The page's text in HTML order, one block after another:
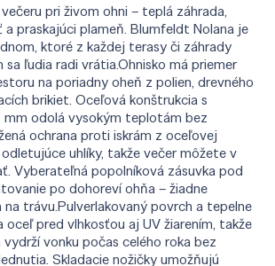
pri živom ohni – teplá záhrada,
praskajúci plameň. Blumfeldt Nolana je
ktoré z každej terasy či záhrady
sa ľudia radi vrátia.Ohnisko má priemer
na poriadny oheň z polien, drevného
brikiet. Oceľová konštrukcia s
mm odolá vysokým teplotám bez
ochrana proti iskrám z oceľovej
uhlíky, takže večer môžete v
Vyberateľná popolníková zásuvka pod
po dohoreví ohňa – žiadne
trávu.Pulverlakovaný povrch a tepelne
oceľ pred vlhkosťou aj UV žiarením, takže
vonku počas celého roka bez
Skladacie nožičky umožňujú